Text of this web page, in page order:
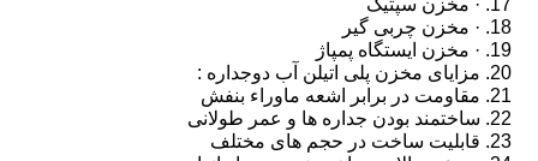
· مخزن چربی گیر
· مخزن ایستگاه پمپاژ
مزایای مخزن پلی اتیلن آب دوجداره :
مقاومت در برابر اشعه ماوراء بنفش
ساختمند بودن جداره ها و عمر طولانی
قابلیت ساخت در حجم های مختلف